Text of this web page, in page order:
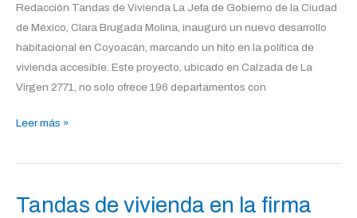
Redacción Tandas de Vivienda La Jefa de Gobierno de la Ciudad
de México, Clara Brugada Molina, inauguró un nuevo desarrollo
habitacional en Coyoacán, marcando un hito en la política de
vivienda accesible. Este proyecto, ubicado en Calzada de La
Virgen 2771, no solo ofrece 196 departamentos con
Leer más »
Tandas de vivienda en la firma
Tandas